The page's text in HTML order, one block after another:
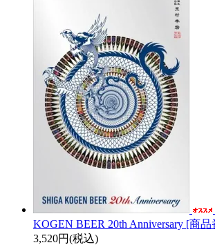
KOGEN BEER 20th Anniversary [商品
3,520円(税込)